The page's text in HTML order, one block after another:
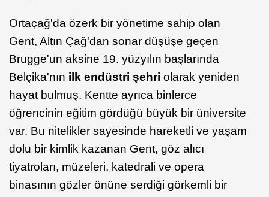
Ortaçağ'da özerk bir yönetime sahip olan
Gent, Altın Çağ'dan sonar düşüşe geçen
Brugge'un aksine 19. yüzyılın başlarında
Belçika'nın ilk endüstri şehri olarak yeniden
hayat bulmuş. Kentte ayrıca binlerce
öğrencinin eğitim gördüğü büyük bir üniversite
var. Bu nitelikler sayesinde hareketli ve yaşam
dolu bir kimlik kazanan Gent, göz alıcı
tiyatroları, müzeleri, katedrali ve opera
binasının gözler önüne serdiği görkemli bir